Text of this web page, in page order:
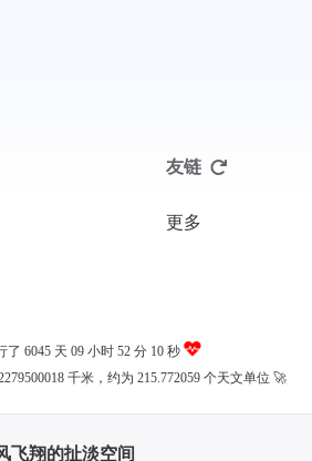
友链
更多
了 6045 天 09 小时 52 分 10 秒
千米，约为 215.772059 个天文单位 🚀
飞翔的扯淡空间